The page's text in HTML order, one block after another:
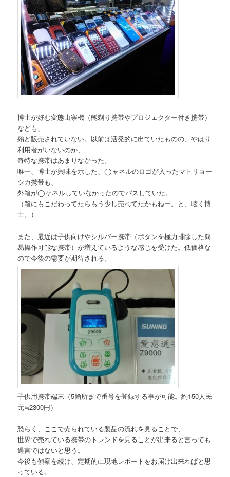
博士が好む変態山寨機（髭剃り携帯やプロジェクター付き携帯）
なども、
殆ど販売されていない。以前は活発的に出ていたものの、やはり
利用者がいないのか、
奇特な携帯はあまりなかった。
唯一、博士が興味を示した、◯ャネルのロゴが入ったマトリョー
シカ携帯も、
外箱が◯ャネルしていなかったのでパスしていた。
（箱にもこだわってたらもう少し売れてたかもねー。と、呟く博
士。）
また、最近は子供向けやシルバー携帯（ボタンを極力排除した簡
易操作可能な携帯）が増えているような感じを受けた。低価格な
ので今後の需要が期待される。
子供用携帯端末（5箇所まで番号を登録する事が可能。約150人民
元≒2300円）
恐らく、ここで売られている製品の流れを見ることで、
世界で売れている携帯のトレンドを見ることが出来ると言っても
過言ではないと思う。
今後も偵察を続け、定期的に現地レポートをお届け出来ればと思
っている。